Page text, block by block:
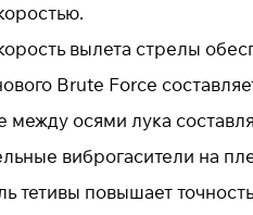
вылета стрелы
Brute Force
между осями лука
виброгасители на
тетивы повышает